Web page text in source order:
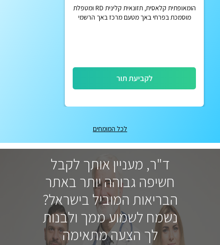
הומאופתית קלאסית, תזונאית קלינית RD ומטפלת
מוסמכת בפרחי באך מטעם מרכז באך הרשמי
לקביעת תור
לכל המומחים
ד"ר, מעניין אותך לקבל
חשיפה גבוהה יותר באתר
הבריאות המוביל בישראל?
נשמח לשמוע ממך ולבנות
לך הצעה מתאימה